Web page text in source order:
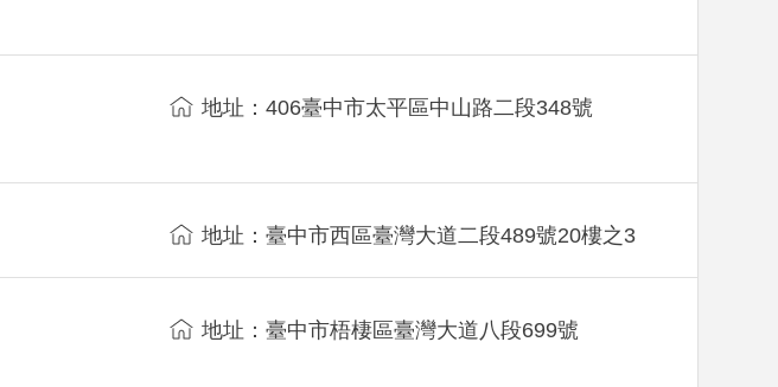
地址：406臺中市太平區中山路二段348號
地址：臺中市西區臺灣大道二段489號20樓之3
地址：臺中市梧棲區臺灣大道八段699號